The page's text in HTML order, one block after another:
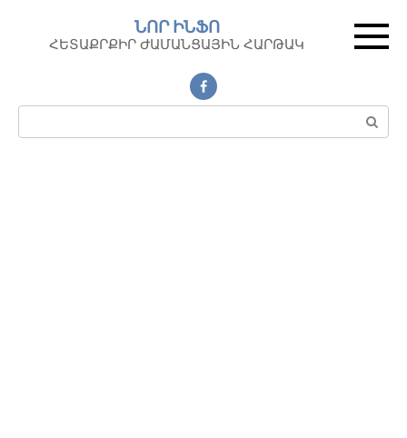
контенту
ՆՈՐ ԻՆՖՈ
ՀԵՏԱՔՐՔԻՐ ԺԱՄԱՆՑԱՅԻՆ ՀԱՐԹԱԿ
Поиск: